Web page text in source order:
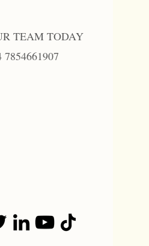
TEAM TODAY
7854661907